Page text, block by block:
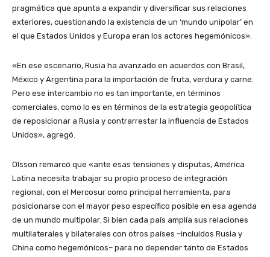
pragmática que apunta a expandir y diversificar sus relaciones
exteriores, cuestionando la existencia de un ‘mundo unipolar’ en
el que Estados Unidos y Europa eran los actores hegemónicos».
«En ese escenario, Rusia ha avanzado en acuerdos con Brasil,
México y Argentina para la importación de fruta, verdura y carne.
Pero ese intercambio no es tan importante, en términos
comerciales, como lo es en términos de la estrategia geopolítica
de reposicionar a Rusia y contrarrestar la influencia de Estados
Unidos», agregó.
Olsson remarcó que «ante esas tensiones y disputas, América
Latina necesita trabajar su propio proceso de integración
regional, con el Mercosur como principal herramienta, para
posicionarse con el mayor peso específico posible en esa agenda
de un mundo multipolar. Si bien cada país amplía sus relaciones
multilaterales y bilaterales con otros países –incluidos Rusia y
China como hegemónicos– para no depender tanto de Estados